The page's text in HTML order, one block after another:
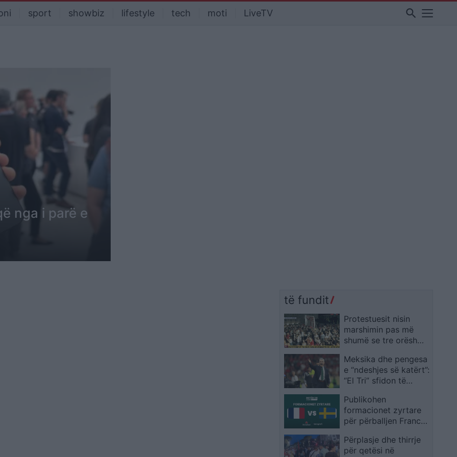
sport showbiz lifestyle tech moti LiveTV search
nga i parë e
të fundit
Protestuesit nisin
marshimin pas më
shumë se tre orësh
organizatorët
thërrasin tubim nesër
në 10:00 para SPAK
Meksika dhe pengesa
e “ndeshjes së katërt”:
“El Tri” sfidon të
Botës 2026 me Javier
Aguirre
Publikohen
formacionet zyrtare
për përballjen Francë
2026
Përplasje dhe thirrje
për qetësi në